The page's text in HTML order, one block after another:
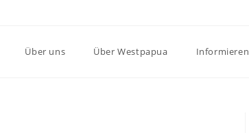
Über uns Über Westpapua Informieren